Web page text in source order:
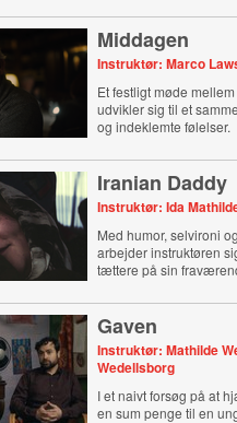
Middagen
Instruktør: Marco
Et festligt møde
udvikler sig til et
og indeklemte følelser.
Iranian Daddy
Instruktør: Ida
Med humor, selvironi
arbejder instruktøren
tættere på sin
Gaven
Instruktør: Mathilde
Wedellsborg
I et naivt forsøg på at
en sum penge til en